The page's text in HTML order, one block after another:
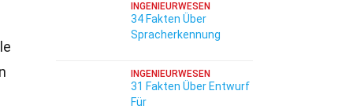
INGENIEURWESEN
34 Fakten Über
Spracherkennung
INGENIEURWESEN
31 Fakten Über Entwurf
Für